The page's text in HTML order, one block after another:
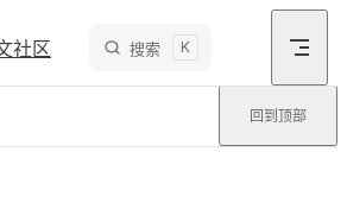
社区 搜索 K
回到顶部